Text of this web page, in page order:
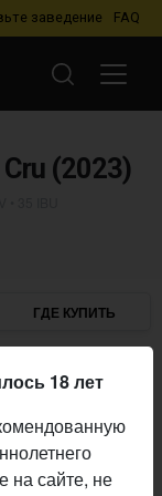
заведение FAQ
Cru (2023)
ГДЕ КУПИТЬ
18 лет
на сайте, не